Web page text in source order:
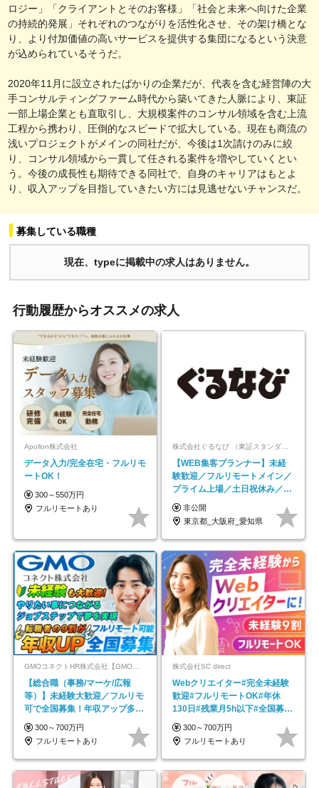
ロジー」「クライアントとそのお客様」「社会と未来へ向けた企業
の持続的発展」それぞれのつながりを活性化させ、その架け橋とな
り、より付加価値の高いサービスを提供する集団になるという決意
が込められているそうだ。
2020年11月に設立されたばかりの企業だが、代表を含む経営陣の大
手コンサルティングファーム時代から築いてきた人脈により、東証
一部上場企業とも直取引し、大規模案件のコンサル領域を含む上流
工程から携わり、圧倒的なスピードで拡大している。現在も商流の
浅いプロジェクトがメインの同社だが、今後は1次請けのみに絞
り、コンサル領域から一貫して任される案件を増やしていくとい
う。今後の成長性も期待できる同社で、自身のキャリアはもとよ
り、収入アップを目指していきたい方には見逃せないチャンスだ。
募集している職種
現在、typeに掲載中の求人はありません。
行動履歴からオススメの求人
Apollon株式会社
データ入力/完全在宅・フルリモ
ートOK！
300～550万円
フルリモートあり
株式会社ぐるなび （東証スタンダード上場）
【WEB集客プランナー】未経
験歓迎／フルリモートメイン／
プライム上場／土日祝休み／東
京・大阪・名古屋
非公開
東京都_大阪府_愛知県
GMOコネクトHR株式会社【GMOインターネットグループ】
【総合職（事務/マーケ/広報
等）】未経験大歓迎／フルリモ
可で全国募集！年収アップ多数
★年休最大130日★
300～700万円
フルリモートあり
株式会社SC direct
Webクリエイター#完全未経験
歓迎#フルリモートOK#年休
130日#残業月5h以下#全国募集
#最大1年の研修
300～700万円
フルリモートあり